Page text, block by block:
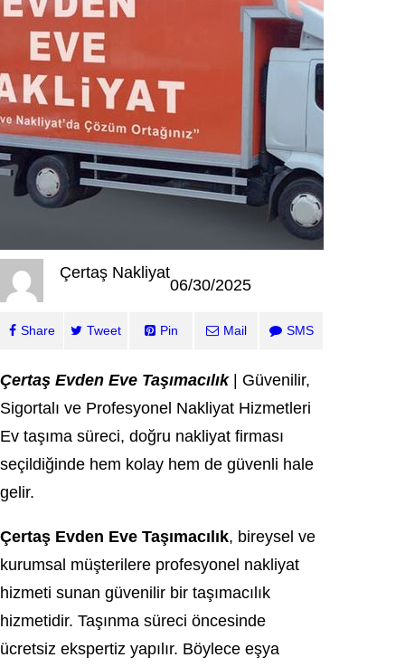
Çertaş Nakliyat
06/30/2025
Share Tweet Pin Mail SMS
Çertaş Evden Eve Taşımacılık
| Güvenilir,
Sigortalı ve Profesyonel Nakliyat Hizmetleri
Ev taşıma süreci, doğru nakliyat firması
seçildiğinde hem kolay hem de güvenli hale
gelir.
Çertaş Evden Eve Taşımacılık, bireysel ve
kurumsal müşterilere profesyonel nakliyat
hizmeti sunan güvenilir bir taşımacılık
hizmetidir. Taşınma süreci öncesinde
ücretsiz ekspertiz yapılır. Böylece eşya